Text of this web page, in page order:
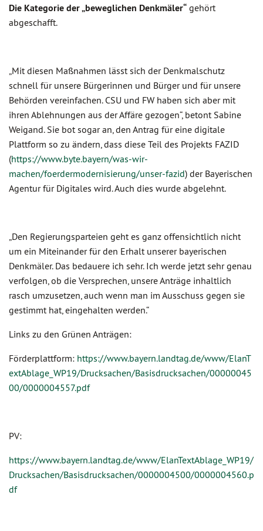
Die Kategorie der „beweglichen Denkmäler“ gehört
abgeschafft.
„Mit diesen Maßnahmen lässt sich der Denkmalschutz
schnell für unsere Bürgerinnen und Bürger und für unsere
Behörden vereinfachen. CSU und FW haben sich aber mit
ihren Ablehnungen aus der Affäre gezogen“, betont Sabine
Weigand. Sie bot sogar an, den Antrag für eine digitale
Plattform so zu ändern, dass diese Teil des Projekts FAZID
(https://www.byte.bayern/was-wir-
machen/foerdermodernisierung/unser-fazid) der Bayerischen
Agentur für Digitales wird. Auch dies wurde abgelehnt.
„Den Regierungsparteien geht es ganz offensichtlich nicht
um ein Miteinander für den Erhalt unserer bayerischen
Denkmäler. Das bedauere ich sehr. Ich werde jetzt sehr genau
verfolgen, ob die Versprechen, unsere Anträge inhaltlich
rasch umzusetzen, auch wenn man im Ausschuss gegen sie
gestimmt hat, eingehalten werden.“
Links zu den Grünen Anträgen:
Förderplattform: https://www.bayern.landtag.de/www/ElanT
extAblage_WP19/Drucksachen/Basisdrucksachen/00000045
00/0000004557.pdf
PV:
https://www.bayern.landtag.de/www/ElanTextAblage_WP19/
Drucksachen/Basisdrucksachen/0000004500/0000004560.p
df